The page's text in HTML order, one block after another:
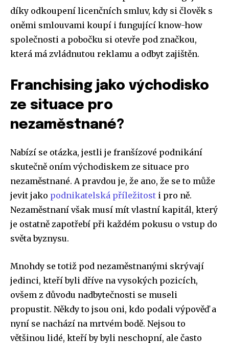
díky odkoupení licenčních smluv, kdy si člověk s
oněmi smlouvami koupí i fungující know-how
společnosti a pobočku si otevře pod značkou,
která má zvládnutou reklamu a odbyt zajištěn.
Franchising jako východisko
ze situace pro
nezaměstnané?
Nabízí se otázka, jestli je franšízové podnikání
skutečně oním východiskem ze situace pro
nezaměstnané. A pravdou je, že ano, že se to může
jevit jako podnikatelská příležitost i pro ně.
Nezaměstnaní však musí mít vlastní kapitál, který
je ostatně zapotřebí při každém pokusu o vstup do
světa byznysu.
Mnohdy se totiž pod nezaměstnanými skrývají
jedinci, kteří byli dříve na vysokých pozicích,
ovšem z důvodu nadbytečnosti se museli
propustit. Někdy to jsou oni, kdo podali výpověď a
nyní se nachází na mrtvém bodě. Nejsou to
většinou lidé, kteří by byli neschopní, ale často